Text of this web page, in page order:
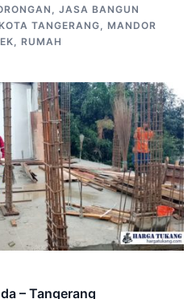
, JASA BANGUN
KOTA TANGERANG, MANDOR
, RUMAH
– Tangerang